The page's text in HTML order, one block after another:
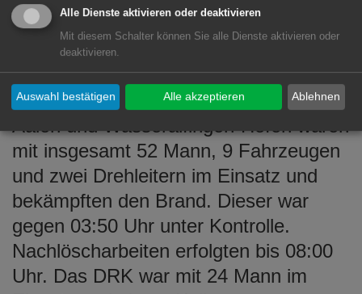
waren und daher die Bewohner erst
spät auf das Feuer aufmerksam
Die Abteilungen der Feuerwehr aus
Aalen und Wasseralfingen-Hofen waren
mit insgesamt 52 Mann, 9 Fahrzeugen
und zwei Drehleitern im Einsatz und
bekämpften den Brand. Dieser war
gegen 03:50 Uhr unter Kontrolle.
Nachlöscharbeiten erfolgten bis 08:00
Uhr. Das DRK war mit 24 Mann im
Alle Dienste aktivieren oder deaktivieren
Mit diesem Schalter können Sie alle Dienste aktivieren oder
deaktivieren.
Ablehnen
Auswahl bestätigen Alle akzeptieren